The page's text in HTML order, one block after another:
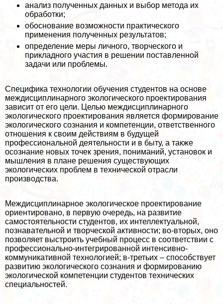
анализ полученных данных и выбор метода их
обработки;
обоснование возможности пpaктического
применения полученных результатов;
определение меры личного, творческого и
прикладного участия в решении поставленной
задачи или проблемы.
Специфика технологии обучения студентов на основе
междисциплинарного экологического проектирования
зависит от его цели. Целью междисциплинарного
экологического проектирования является формирование
экологического сознания и компетенции, ответственного
отношения к своим действиям в будущей
профессиональной деятельности и в быту, а также
осознание новых точек зрения, пониманий, установок и
мышления в плане решения существующих
экологических проблем в технической отрасли
производства.
Междисциплинарное экологическое проектирование
ориентировано, в первую очередь, на развитие
самостоятельности студентов, их интеллектуальной,
познавательной и творческой активности; во-вторых, оно
позволяет выстроить учебный процесс в соответствии с
профессионально-интегрированной интенсивно-
коммуникативной технологией; в-третьих – способствует
развитию экологического сознания и формированию
экологической компетенции студентов технических
специальностей.